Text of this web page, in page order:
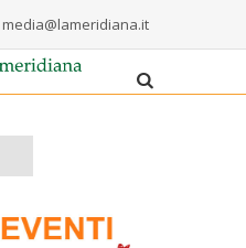
media@lameridiana.it